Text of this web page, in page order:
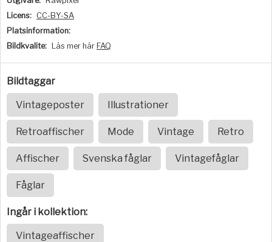
Licens: CC-BY-SA
Platsinformation:
Bildkvalite:
Läs mer här FAQ
Bildtaggar
Vintageposter Illustrationer
Retroaffischer Mode Vintage Retro
Affischer Svenska fåglar Vintagefåglar
Fåglar
Ingår i kollektion:
Vintageaffischer